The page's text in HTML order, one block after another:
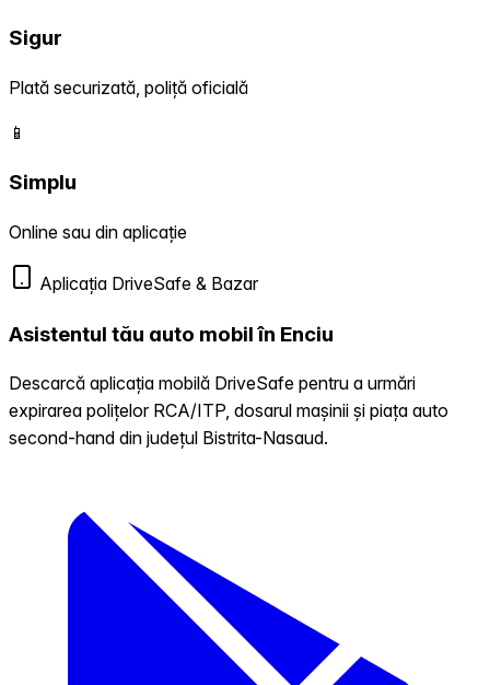
Sigur
Plată securizată, poliță oficială
📱
Simplu
Online sau din aplicație
Aplicația DriveSafe & Bazar
Asistentul tău auto mobil în Enciu
Descarcă aplicația mobilă DriveSafe pentru a urmări
expirarea polițelor RCA/ITP, dosarul mașinii și piața auto
second-hand din județul Bistrita-Nasaud.